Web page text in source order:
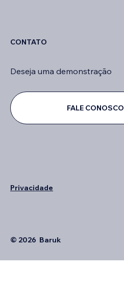
CONTATO
Deseja uma demonstração
FALE CONOSCO
Privacidade
© 2026 Baruk